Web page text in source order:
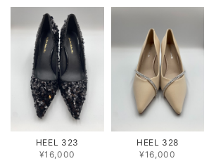
HEEL 323
¥16,000
HEEL 328
¥16,000